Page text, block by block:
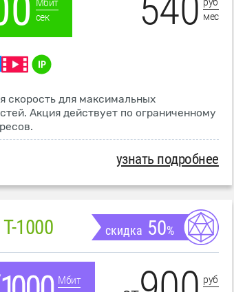
Мбит
сек
мес
скорость для максимальных
Акция действует по ограниченному
узнать подробнее
1000 скидка 50%
Мбит
руб